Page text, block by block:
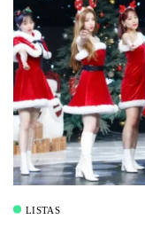
LISTAS